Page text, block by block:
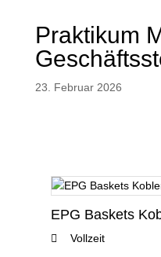
Praktikum
23. Februar 2026
EPG Baskets
Vollzeit